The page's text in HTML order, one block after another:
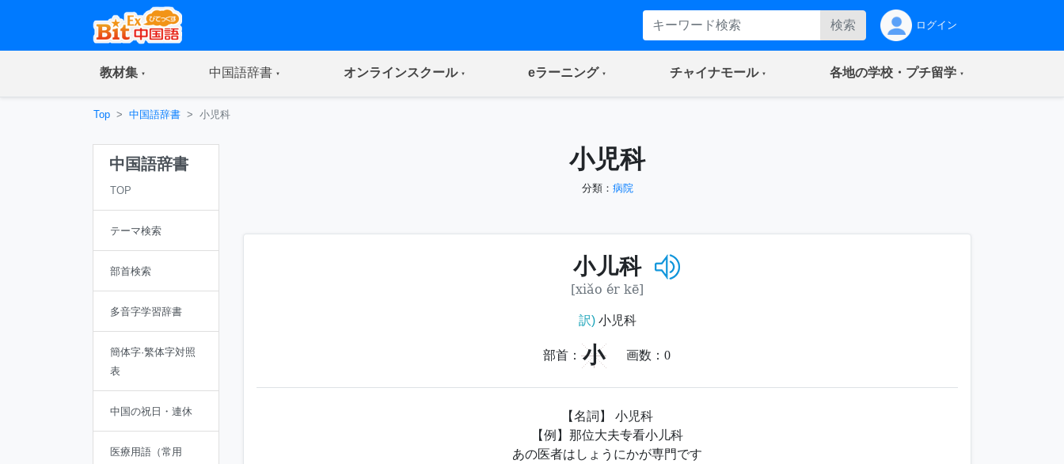
検索 ログイン
教材集(current) 中国語辞書(current) オンラインスクール(current) eラーニング(current) チャイナモール(current) 各地の学校・プチ留学(current)
Top 中国語辞書 小児科
中国語辞書
TOP
テーマ検索
部首検索
多音字学習辞書
簡体字·繁体字対照
表
中国の祝日・連休
医療用語（常用
小児科
分類： 病院
小儿科
[xiǎo ér kē]
訳)小児科
部首： 小 画数： 0
【名詞】 小児科
【例】那位大夫专看小儿科
あの医者はしょうにかが専門です